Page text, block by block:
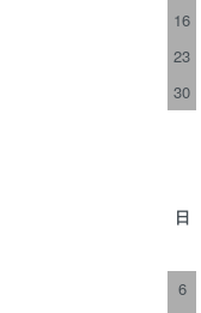
16
23
30
日
6